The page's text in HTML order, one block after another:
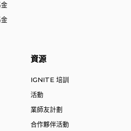
資源
IGNITE 培訓
活動
業師友計劃
合作夥伴活動